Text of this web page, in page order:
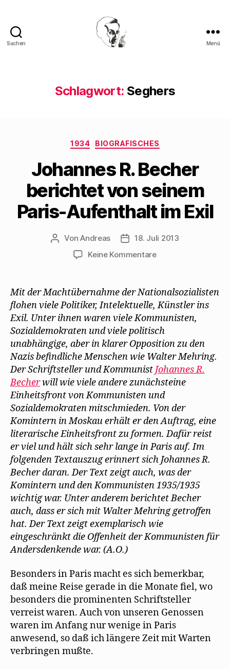
Suchen Menü
Schlagwort: Seghers
Kategorien
1934 BIOGRAFISCHES
Johannes R. Becher
berichtet von seinem
Paris-Aufenthalt im Exil
Beitragsautor
VonAndreas Beitragsdatum
18. Juli 2013
Keine Kommentarezu
Becher
berichtet
von
seinem
Paris-
Aufenthalt
im
Exil
Mit der Machtübernahme der Nationalsozialisten
flohen viele Politiker, Intelektuelle, Künstler ins
Exil. Unter ihnen waren viele Kommunisten,
Sozialdemokraten und viele politisch
unabhängige, aber in klarer Opposition zu den
Nazis befindliche Menschen wie Walter Mehring.
Der Schriftsteller und Kommunist Johannes R.
Becherwill wie viele andere zunächsteine
Einheitsfront von Kommunisten und
Sozialdemokraten mitschmieden. Von der
Komintern in Moskau erhält er den Auftrag, eine
literarische Einheitsfront zu formen. Dafür reist
er viel und hält sich sehr lange in Paris auf. Im
folgenden Textauszug erinnert sich Johannes R.
Becher daran. Der Text zeigt auch, was der
Komintern und den Kommunisten 1935/1935
wichtig war. Unter anderem berichtet Becher
auch, dass er sich mit Walter Mehring getroffen
hat. Der Text zeigt exemplarisch wie
eingeschränkt die Offenheit der Kommunisten für
Andersdenkende war. (A.O.)
Besonders in Paris macht es sich bemerkbar,
daß meine Reise gerade in die Monate fiel, wo
besonders die prominenten Schriftsteller
verreist waren. Auch von unseren Genossen
waren im Anfang nur wenige in Paris
anwesend, so daß ich längere Zeit mit Warten
verbringen mußte.